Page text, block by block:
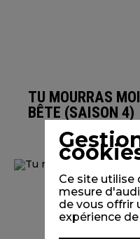
TU MOURRAS
BÊTE (SAISON 4)
Ce site utilise
mesure
de vous offrir
expérience